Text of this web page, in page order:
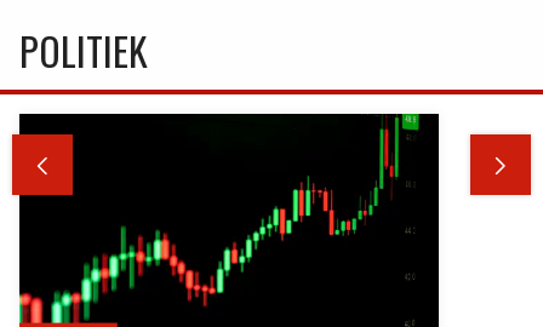
POLITIEK
 